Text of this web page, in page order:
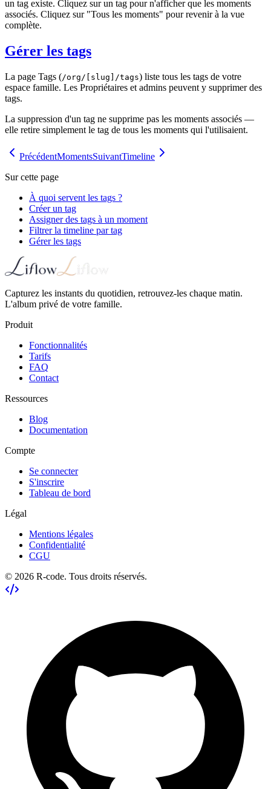
un tag existe. Cliquez sur un tag pour n'afficher que les moments
associés. Cliquez sur "Tous les moments" pour revenir à la vue
complète.
Gérer les tags
La page Tags (/org/[slug]/tags) liste tous les tags de votre
espace famille. Les Propriétaires et admins peuvent y supprimer des
tags.
La suppression d'un tag ne supprime pas les moments associés —
elle retire simplement le tag de tous les moments qui l'utilisaient.
PrécédentMomentsSuivantTimeline
Sur cette page
À quoi servent les tags ?
Créer un tag
Assigner des tags à un moment
Filtrer la timeline par tag
Gérer les tags
Capturez les instants du quotidien, retrouvez-les chaque matin.
L'album privé de votre famille.
Produit
Fonctionnalités
Tarifs
FAQ
Contact
Ressources
Blog
Documentation
Compte
Se connecter
S'inscrire
Tableau de bord
Légal
Mentions légales
Confidentialité
CGU
© 2026 R-code. Tous droits réservés.